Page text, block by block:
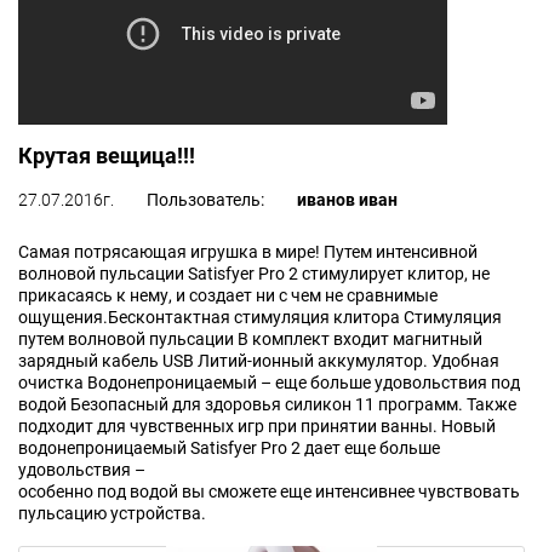
Крутая вещица!!!
Пользователь: иванов иван
Самая потрясающая игрушка в мире! Путем интенсивной
волновой пульсации Satisfyer Pro 2 стимулирует клитор, не
прикасаясь к нему, и создает ни с чем не сравнимые
ощущения.Бесконтактная стимуляция клитора Стимуляция
путем волновой пульсации В комплект входит магнитный
зарядный кабель USB Литий-ионный аккумулятор. Удобная
очистка Водонепроницаемый – еще больше удовольствия под
водой Безопасный для здоровья силикон 11 программ. Также
подходит для чувственных игр при принятии ванны. Новый
водонепроницаемый Satisfyer Pro 2 дает еще больше
удовольствия –
особенно под водой вы сможете еще интенсивнее чувствовать
пульсацию устройства.